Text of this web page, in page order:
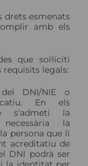
drets esmenats
amb els
que sol·liciti
requisits legals:
DNI/NIE o
En els
s’admeti la
la
persona que li
acreditatiu de
DNI podrà ser